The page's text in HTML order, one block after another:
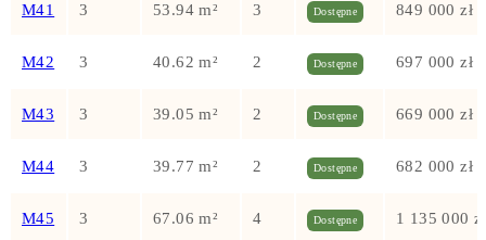
M41 3 53.94 m² 3 Dostępne 849 000 zł
M42 3 40.62 m² 2 Dostępne 697 000 zł
M43 3 39.05 m² 2 Dostępne 669 000 zł
M44 3 39.77 m² 2 Dostępne 682 000 zł
M45 3 67.06 m² 4 Dostępne 1 135 000 zł